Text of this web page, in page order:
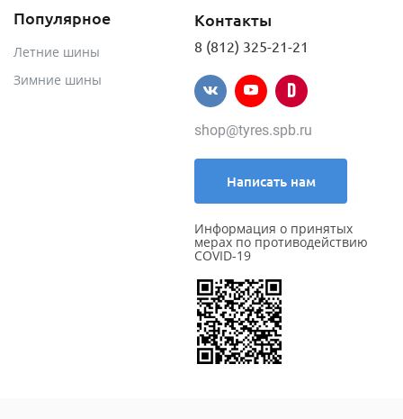
Популярное
Летние шины
Зимние шины
Контакты
8 (812) 325-21-21
shop@tyres.spb.ru
Написать нам
Информация о принятых
мерах по противодействию
COVID-19